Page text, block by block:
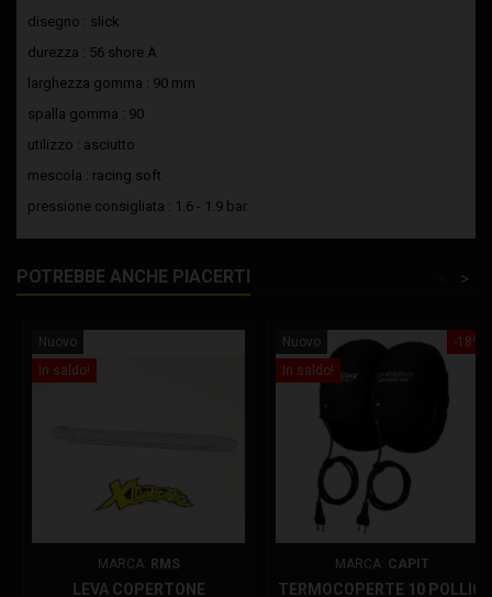
disegno : slick
durezza : 56 shore A
larghezza gomma : 90 mm
spalla gomma : 90
utilizzo : asciutto
mescola : racing soft
pressione consigliata : 1.6 - 1.9 bar
POTREBBE ANCHE PIACERTI >
Nuovo
In saldo!
MARCA: RMS
LEVA COPERTONE
-18%
Nuovo
In saldo!
MARCA: CAPIT
TERMOCOPERTE 10 POLLICI